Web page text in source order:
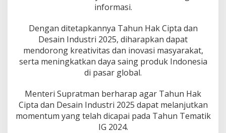
informasi.
Dengan ditetapkannya Tahun Hak Cipta dan
Desain Industri 2025, diharapkan dapat
mendorong kreativitas dan inovasi masyarakat,
serta meningkatkan daya saing produk Indonesia
di pasar global.
Menteri Supratman berharap agar Tahun Hak
Cipta dan Desain Industri 2025 dapat melanjutkan
momentum yang telah dicapai pada Tahun Tematik
IG 2024.